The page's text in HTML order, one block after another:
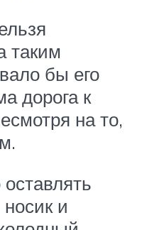
таким
бы его
дорога к
на то,
и